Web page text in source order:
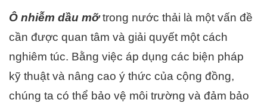
Ô nhiễm dầu mỡtrong nước thải là một vấn đề
cần được quan tâm và giải quyết một cách
nghiêm túc. Bằng việc áp dụng các biện pháp
kỹ thuật và nâng cao ý thức của cộng đồng,
chúng ta có thể bảo vệ môi trường và đảm bảo